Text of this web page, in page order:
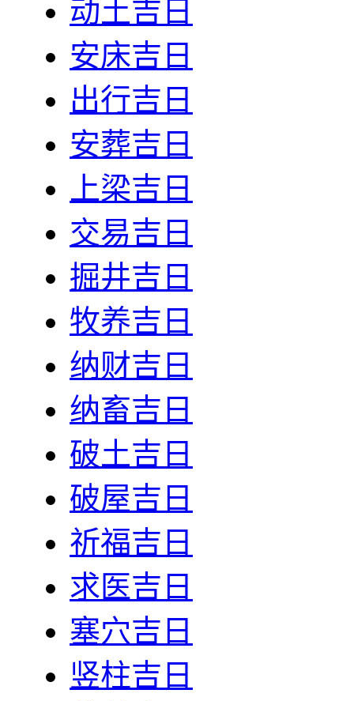
动土吉日
安床吉日
出行吉日
安葬吉日
上梁吉日
交易吉日
掘井吉日
牧养吉日
纳财吉日
纳畜吉日
破土吉日
破屋吉日
祈福吉日
求医吉日
塞穴吉日
竖柱吉日